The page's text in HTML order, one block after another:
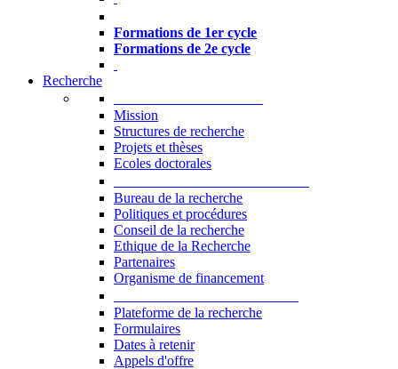
Formations de 1er cycle
Formations de 2e cycle
Recherche
Mission
Structures de recherche
Projets et thèses
Ecoles doctorales
Bureau de la recherche
Politiques et procédures
Conseil de la recherche
Ethique de la Recherche
Partenaires
Organisme de financement
Plateforme de la recherche
Formulaires
Dates à retenir
Appels d'offre